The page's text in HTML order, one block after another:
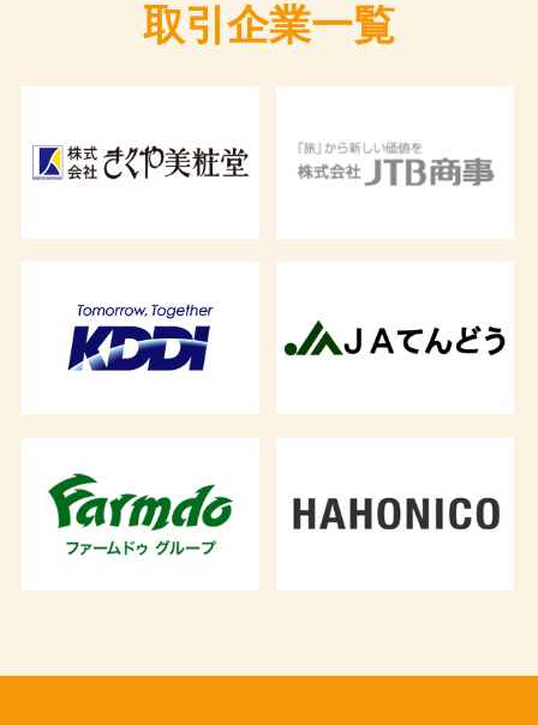
取引企業一覧